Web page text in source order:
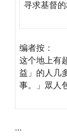
寻求基督
编者按：
这个地上有
益」的人几
事。」眾人
…